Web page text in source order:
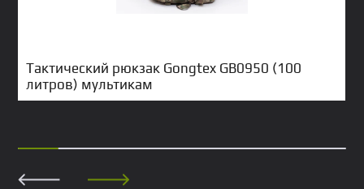
Тактический рюкзак Gongtex GB0950 (100
литров) мультикам